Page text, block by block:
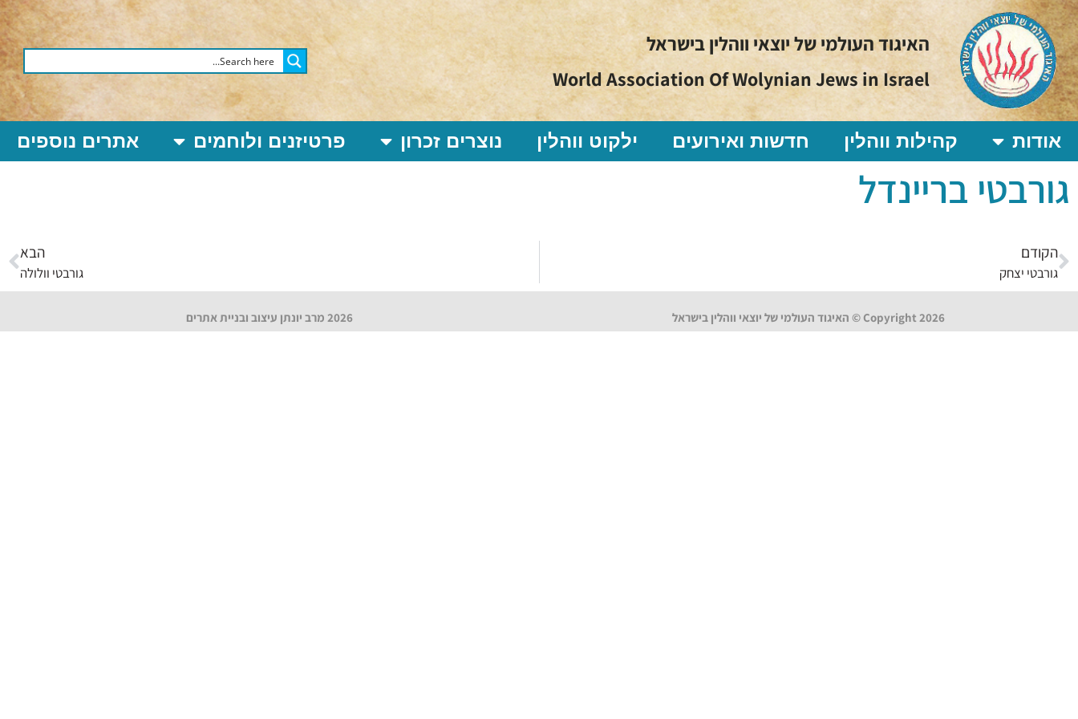
האיגוד העולמי של יוצאי ווהלין בישראל
World Association Of Wolynian Jews in Israel
אודות קהילות ווהלין חדשות ואירועים ילקוט ווהלין נוצרים זכרון פרטיזנים ולוחמים אתרים נוספים
גורבטי בריינדל
הקודם
גורבטי יצחק
הבא
גורבטי וולולה
Copyright 2026 © האיגוד העולמי של יוצאי ווהלין בישראל 2026 מרב יונתן עיצוב ובניית אתרים